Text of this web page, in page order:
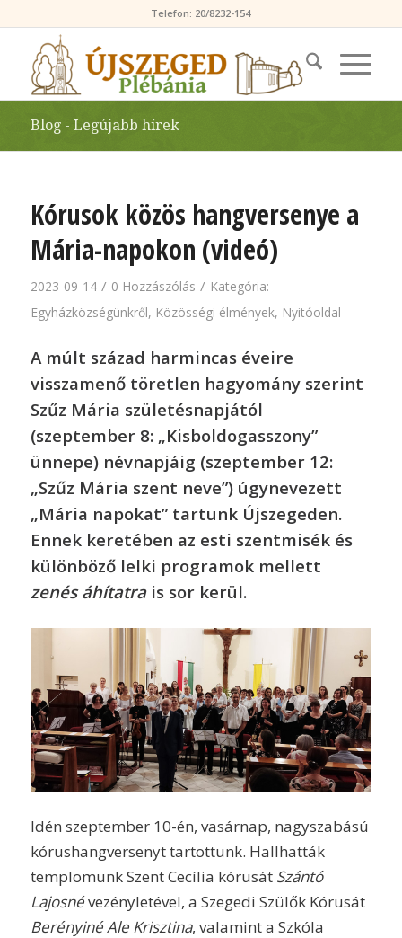
Telefon: 20/8232-154
Blog - Legújabb hírek
Kórusok közös hangversenye a
Mária-napokon (videó)
2023-09-14 / 0 Hozzászólás / Kategória:
Egyházközségünkről, Közösségi élmények, Nyitóoldal
A múlt század harmincas éveire
visszamenő töretlen hagyomány szerint
Szűz Mária születésnapjától
(szeptember 8: „Kisboldogasszony”
ünnepe) névnapjáig (szeptember 12:
„Szűz Mária szent neve”) úgynevezett
„Mária napokat” tartunk Újszegeden.
Ennek keretében az esti szentmisék és
különböző lelki programok mellett
zenés áhítatrais sor kerül.
Idén szeptember 10-én, vasárnap, nagyszabású
kórushangversenyt tartottunk. Hallhatták
templomunk Szent Cecília kórusát Szántó
Lajosnévezényletével, a Szegedi Szülők Kórusát
Berényiné Ale Krisztina, valamint a Szkóla